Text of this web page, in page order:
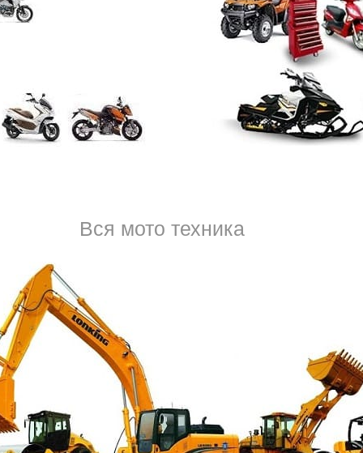
Вся мото техника
Когда вы покупаете машину, появляется много новых
расходов. В первую очередь, это траты на парковку,
останавливаться на авторынке по выходным, следить
автомобильного мира, обязательное соблюдение
8 (950) 037-53-
система управления. Отказ какой-либо детали может
ситуациям. Причем сбой бывает как в начале, при
время работы, при движении.
Если произошло ДТП или машина стоит на светофоре
следует заказатьэвакуаторИвангород Санкт-
сайте. Доставим ваш седан, пикап, хэтчбек в любую